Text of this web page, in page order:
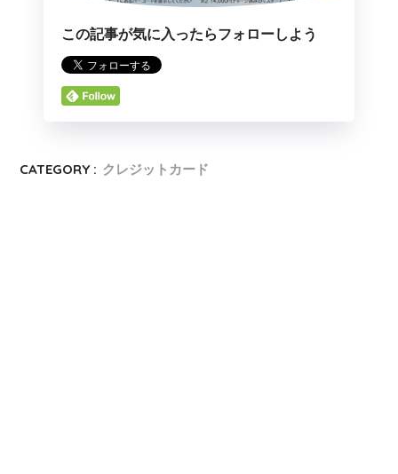
この記事が気に入ったらフォローしよう
CATEGORY : クレジットカード